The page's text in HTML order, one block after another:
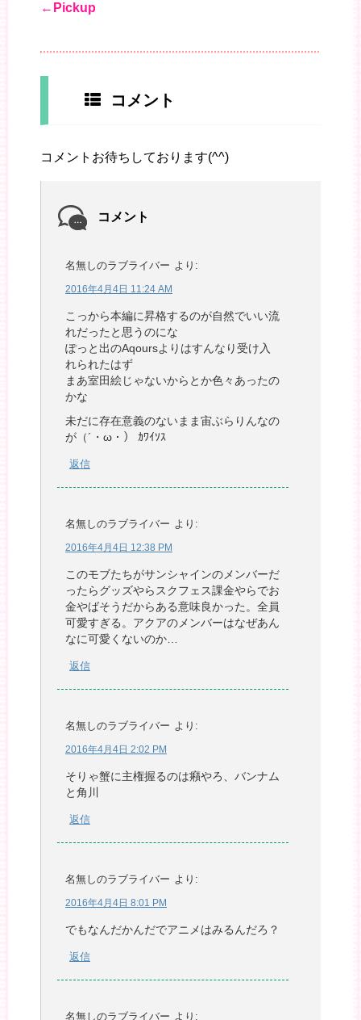
←Pickup
コメント
コメントお待ちしております(^^)
コメント
名無しのラブライバー より:
2016年4月4日 11:24 AM
こっから本編に昇格するのが自然でいい流
れだったと思うのにな
ぽっと出のAqoursよりはすんなり受け入
れられたはず
まあ室田絵じゃないからとか色々あったの
かな
未だに存在意義のないまま宙ぶらりんなの
が（´・ω・） ｶﾜｲｿｽ
返信
名無しのラブライバー より:
2016年4月4日 12:38 PM
このモブたちがサンシャインのメンバーだ
ったらグッズやらスクフェス課金やらでお
金やばそうだからある意味良かった。全員
可愛すぎる。アクアのメンバーはなぜあん
なに可愛くないのか…
返信
名無しのラブライバー より:
2016年4月4日 2:02 PM
そりゃ蟹に主権握るのは癪やろ、バンナム
と角川
返信
名無しのラブライバー より:
2016年4月4日 8:01 PM
でもなんだかんだでアニメはみるんだろ？
返信
名無しのラブライバー より: